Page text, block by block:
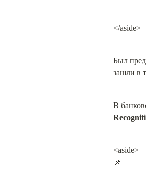
</aside>
Был
зашли в
В
<aside>
📌